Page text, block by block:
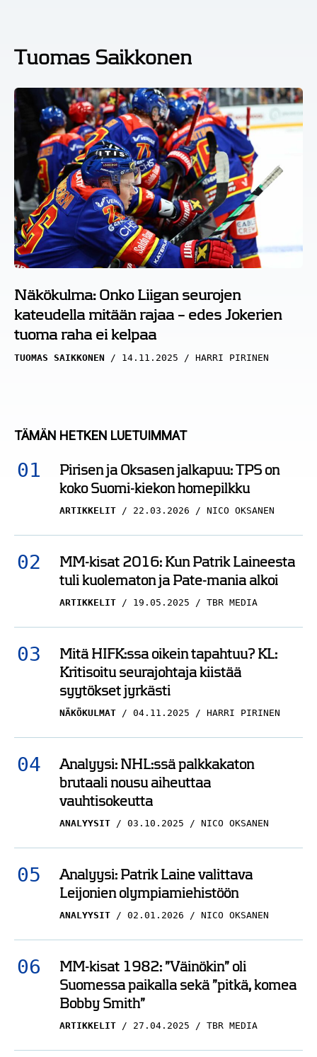
Tuomas Saikkonen
Näkökulma: Onko Liigan seurojen
kateudella mitään rajaa – edes Jokerien
tuoma raha ei kelpaa
TUOMAS SAIKKONEN 14.11.2025 HARRI PIRINEN
TÄMÄN HETKEN LUETUIMMAT
Pirisen ja Oksasen jalkapuu: TPS on
koko Suomi-kiekon homepilkku
ARTIKKELIT 22.03.2026 NICO OKSANEN
MM-kisat 2016: Kun Patrik Laineesta
tuli kuolematon ja Pate-mania alkoi
ARTIKKELIT 19.05.2025 TBR MEDIA
Mitä HIFK:ssa oikein tapahtuu? KL:
Kritisoitu seurajohtaja kiistää
syytökset jyrkästi
NÄKÖKULMAT 04.11.2025 HARRI PIRINEN
Analyysi: NHL:ssä palkkakaton
brutaali nousu aiheuttaa
vauhtisokeutta
ANALYYSIT 03.10.2025 NICO OKSANEN
Analyysi: Patrik Laine valittava
Leijonien olympiamiehistöön
ANALYYSIT 02.01.2026 NICO OKSANEN
MM-kisat 1982: ”Väinökin” oli
Suomessa paikalla sekä ”pitkä, komea
Bobby Smith”
ARTIKKELIT 27.04.2025 TBR MEDIA